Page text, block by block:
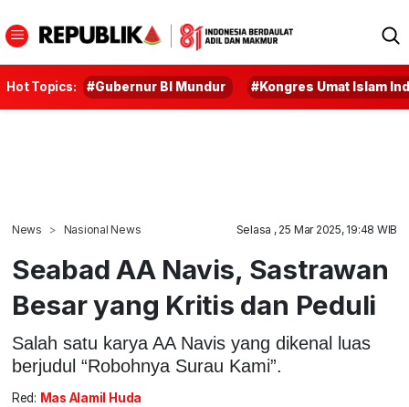
Hot Topics: #Gubernur BI Mundur #Kongres Umat Islam
News Nasional News Selasa , 25 Mar 2025, 19:48 WIB
Seabad AA Navis, Sastrawan
Besar yang Kritis dan Peduli
Salah satu karya AA Navis yang dikenal luas
berjudul “Robohnya Surau Kami”.
Red: Mas Alamil Huda